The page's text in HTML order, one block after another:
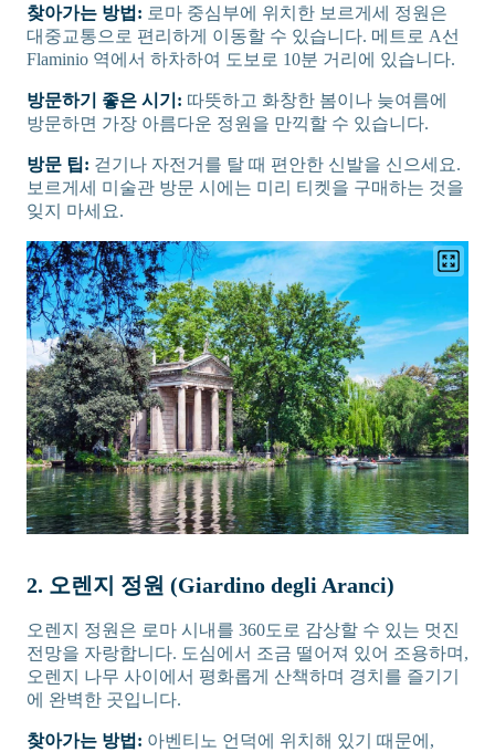
찾아가는 방법: 로마 중심부에 위치한 보르게세 정원은
대중교통으로 편리하게 이동할 수 있습니다. 메트로 A선
Flaminio 역에서 하차하여 도보로 10분 거리에 있습니다.
방문하기 좋은 시기: 따뜻하고 화창한 봄이나 늦여름에
방문하면 가장 아름다운 정원을 만끽할 수 있습니다.
방문 팁: 걷기나 자전거를 탈 때 편안한 신발을 신으세요.
보르게세 미술관 방문 시에는 미리 티켓을 구매하는 것을
잊지 마세요.
2. 오렌지 정원 (Giardino degli Aranci)
오렌지 정원은 로마 시내를 360도로 감상할 수 있는 멋진
전망을 자랑합니다. 도심에서 조금 떨어져 있어 조용하며,
오렌지 나무 사이에서 평화롭게 산책하며 경치를 즐기기
에 완벽한 곳입니다.
찾아가는 방법: 아벤티노 언덕에 위치해 있기 때문에,